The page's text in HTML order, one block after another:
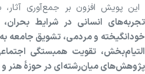
این پویش افزون بر جمع‌آوری
تجربه‌های انسانی در شرایط
خودانگیخته و مردمی، تشویق جامعه
التیام‌بخش، تقویت همبستگی
پژوهش‌های میان‌رشته‌ای در حوزهٔ هنر